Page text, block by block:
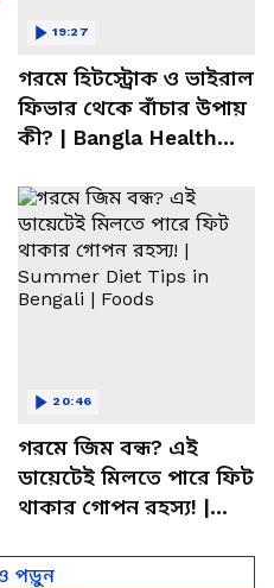
গরমে হিটস্ট্রোক ও ভাইরাল
ফিভার থেকে বাঁচার উপায়
কী? | Bangla Health
19:27
গরমে জিম বন্ধ? এই
ডায়েটেই মিলতে পারে ফিট
থাকার গোপন রহস্য! |
Bengali | Foods
20:46
পড়ুন